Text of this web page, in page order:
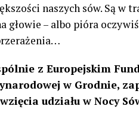
naszych sów. Są w
głowie – albo pióra
z Europejskim
w Grodnie,
udziału w Nocy